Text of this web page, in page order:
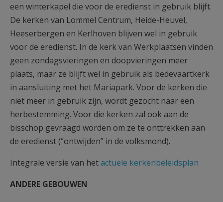
een winterkapel die voor de eredienst in gebruik blijft.
De kerken van Lommel Centrum, Heide-Heuvel,
Heeserbergen en Kerlhoven blijven wel in gebruik
voor de eredienst. In de kerk van Werkplaatsen vinden
geen zondagsvieringen en doopvieringen meer
plaats, maar ze blijft wel in gebruik als bedevaartkerk
in aansluiting met het Mariapark. Voor de kerken die
niet meer in gebruik zijn, wordt gezocht naar een
herbestemming. Voor die kerken zal ook aan de
bisschop gevraagd worden om ze te onttrekken aan
de eredienst (“ontwijden” in de volksmond).
Integrale versie van hetactuele kerkenbeleidsplan
ANDERE GEBOUWEN